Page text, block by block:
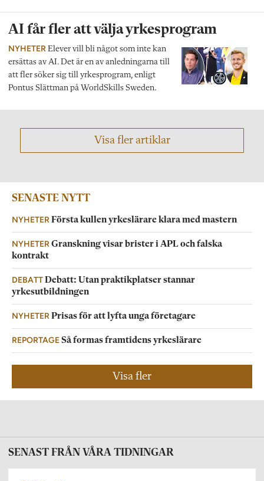
AI får fler att välja yrkesprogram
NYHETER Elever vill bli något som inte kan
ersättas av AI. Det är en av anledningarna till
att fler söker sig till yrkesprogram, enligt
Pontus Slättman på WorldSkills Sweden.
Visa fler artiklar
SENASTE NYTT
NYHETERFörsta kullen yrkeslärare klara med mastern
NYHETERGranskning visar brister i APL och falska
kontrakt
DEBATTDebatt: Utan praktikplatser stannar
yrkesutbildningen
NYHETERPrisas för att lyfta unga företagare
REPORTAGESå formas framtidens yrkeslärare
Visa fler
SENAST FRÅN VÅRA TIDNINGAR